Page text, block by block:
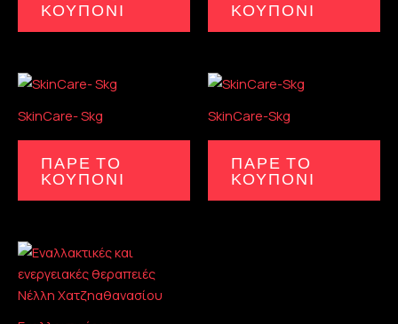
ΚΟΥΠΟΝΙ
ΚΟΥΠΟΝΙ
SkinCare- Skg
ΠΑΡΕ ΤΟ
ΚΟΥΠΟΝΙ
SkinCare-Skg
ΠΑΡΕ ΤΟ
ΚΟΥΠΟΝΙ